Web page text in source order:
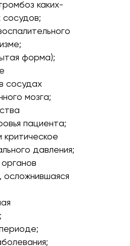
каких-
сосудов;
форма);
сосудах
мозга;
пациента;
критическое
давления;